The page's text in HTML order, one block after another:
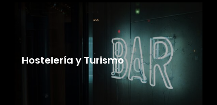
Hostelería y Turismo